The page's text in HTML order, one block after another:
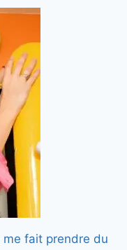
fait prendre du